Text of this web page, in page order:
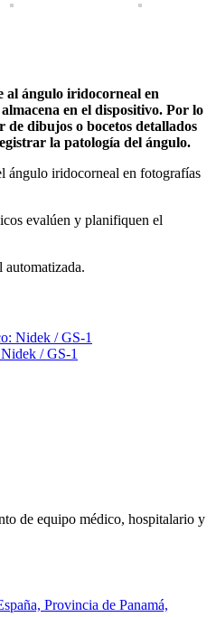
al ángulo iridocorneal en
en el dispositivo. Por lo
de dibujos o bocetos detallados
la patología del ángulo.
ángulo iridocorneal en fotografías
evalúen y planifiquen el
/ GS-1
de equipo médico, hospitalario y
Provincia de Panamá,